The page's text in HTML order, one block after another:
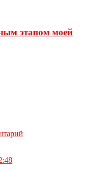
этапом моей